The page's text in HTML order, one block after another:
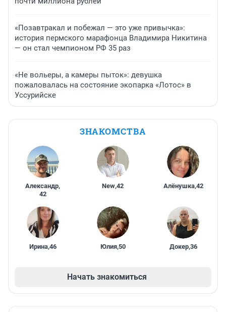
«Позавтракал и побежал — это уже привычка»:
история пермского марафонца Владимира Никитина
— он стал чемпионом РФ 35 раз
«Не вольеры, а камеры пыток»: девушка
пожаловалась на состояние экопарка «Лотос» в
Уссурийске
ЗНАКОМСТВА
Александр,
42
New,42 Алёнушка,42
Ирина,46 Юлия,50 Докер,36
Начать знакомиться